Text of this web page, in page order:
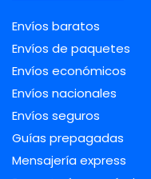
Envíos baratos
Envíos de paquetes
Envíos económicos
Envíos nacionales
Envíos seguros
Guías prepagadas
Mensajería express